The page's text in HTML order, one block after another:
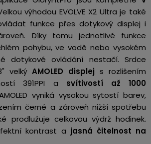
výhodou EVOLVE X2 Ultra je také
funkce přes dotykový displej i
Díky tomu jednotlivé funkce
pohybu, ve vodě nebo vysokém
dotykové ovládání nestačí. Srdce
velkýAMOLED displej s rozlišením
391PPI a svítivostí až 1000
vyniká vysokou sytostí barev,
černé a zároveň nižší spotřebu
prodlužuje celkovou výdrž hodinek.
kontrast a jasná čitelnost na